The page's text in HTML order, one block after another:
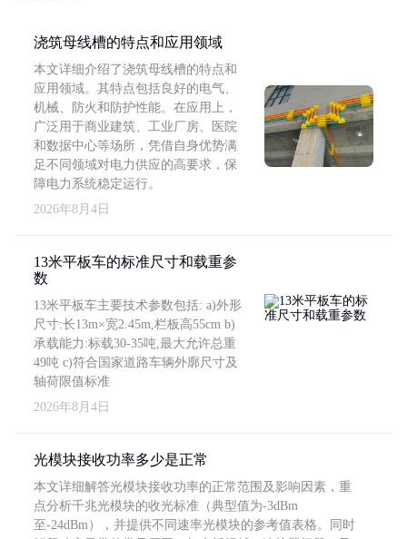
浇筑母线槽的特点和应用领域
本文详细介绍了浇筑母线槽的特点和
应用领域。其特点包括良好的电气、
机械、防火和防护性能。在应用上，
广泛用于商业建筑、工业厂房、医院
和数据中心等场所，凭借自身优势满
足不同领域对电力供应的高要求，保
障电力系统稳定运行。
2026年8月4日
13米平板车的标准尺寸和载重参
数
13米平板车主要技术参数包括: a)外形
尺寸:长13m×宽2.45m,栏板高55cm b)
承载能力:标载30-35吨,最大允许总重
49吨 c)符合国家道路车辆外廓尺寸及
轴荷限值标准
2026年8月4日
光模块接收功率多少是正常
本文详细解答光模块接收功率的正常范围及影响因素，重
点分析千兆光模块的收光标准（典型值为-3dBm
至-24dBm），并提供不同速率光模块的参考值表格。同时